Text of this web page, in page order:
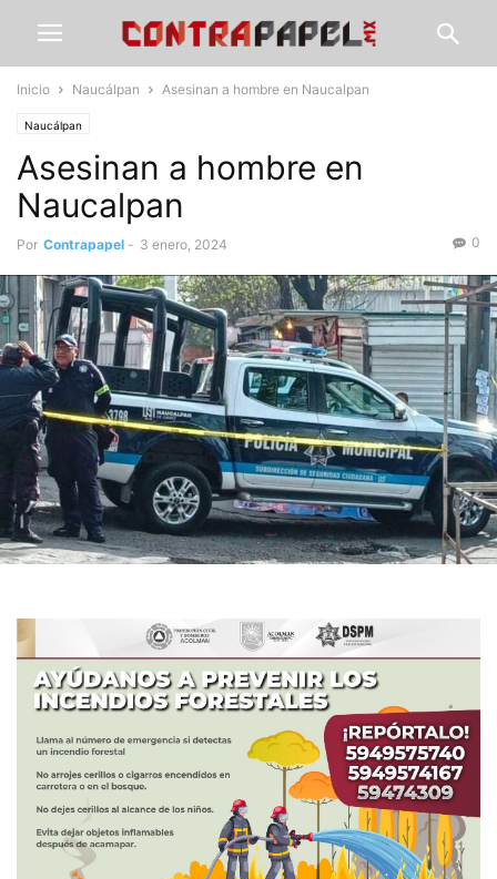
Inicio Naucálpan Asesinan a hombre en Naucalpan
Naucálpan
Asesinan a hombre en
Naucalpan
Por Contrapapel - 3 enero, 2024 0